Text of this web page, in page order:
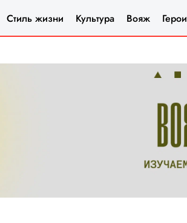
Стиль жизни Культура Вояж Герои